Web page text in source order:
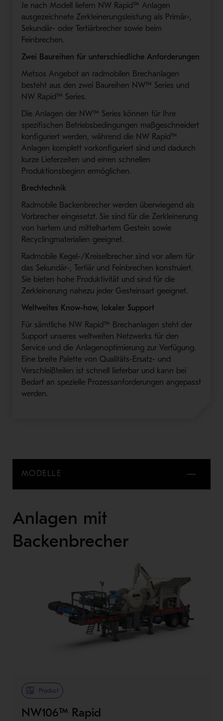
Je nach Modell liefern NW Rapid™ Anlagen
ausgezeichnete Zerkleinerungsleistung als Primär-,
Sekundär- oder Tertiärbrecher sowie beim
Feinbrechen.
Zwei Baureihen für unterschiedliche Anforderungen
Metsos Angebot an radmobilen Brechanlagen
besteht aus den zwei Baureihen NW™ Series und
NW Rapid™ Series.
Die Anlagen der NW™ Series können für Ihre
spezifischen Betriebsbedingungen maßgeschneidert
konfiguriert werden, während die NW Rapid™
Anlagen komplett vorkonfiguriert sind und dadurch
kurze Lieferzeiten und einen schnellen
Produktionsbeginn ermöglichen.
Brechtechnik
Radmobile Backenbrecher werden überwiegend als
Vorbrecher eingesetzt. Sie sind für die Zerkleinerung
von hartem und mittelhartem Gestein sowie
Recyclingmaterialien geeignet.
Radmobile Kegel-/Kreiselbrecher sind vor allem für
das Sekundär-, Tertiär und Feinbrechen konstruiert.
Sie bieten hohe Produktivität und sind für die
Zerkleinerung nahezu jeder Gesteinsart geeignet.
Weltweites Know-how, lokaler Support
Für sämtliche NW Rapid™ Brechanlagen steht der
Support unseres weltweiten Netzwerks für den
Service und die Anlagenoptimierung zur Verfügung.
Eine breite Palette von Qualitäts-Ersatz- und
Verschleißteilen ist schnell lieferbar und kann bei
Bedarf an spezielle Prozessanforderungen angepasst
werden.
MODELLE
Anlagen mit
Backenbrecher
Product
NW106™ Rapid